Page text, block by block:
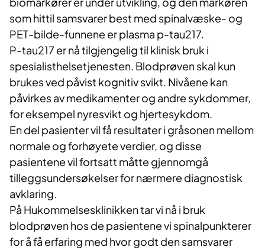
som hittil samsvarer best med spinalvæske- og
PET-bilde-funnene er plasma p-tau217.
P-tau217 er nå tilgjengelig til klinisk bruk i
spesialisthelsetjenesten. Blodprøven skal kun
brukes ved påvist kognitiv svikt. Nivåene kan
påvirkes av medikamenter og andre sykdommer,
for eksempel nyresvikt og hjertesykdom.
En del pasienter vil få resultater i gråsonen mellom
normale og forhøyete verdier, og disse
pasientene vil fortsatt måtte gjennomgå
tilleggsundersøkelser for nærmere diagnostisk
avklaring.
På Hukommelsesklinikken tar vi nå i bruk
blodprøven hos de pasientene vi spinalpunkterer
for å få erfaring med hvor godt den samsvarer